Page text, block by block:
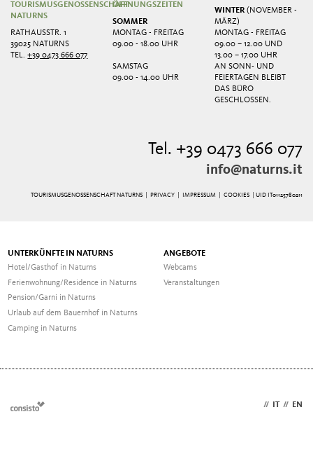
TOURISMUSGENOSSENSCHAFT
NATURNS
RATHAUSSTR. 1
39025 NATURNS
TEL.+39 0473 666 077
ÖFFNUNGSZEITEN
SOMMER
MONTAG - FREITAG
09.00 - 18.00 UHR
SAMSTAG
09.00 - 14.00 UHR
WINTER(NOVEMBER -
MÄRZ)
MONTAG - FREITAG
09.00 – 12.00 UND
13.00 – 17.00 UHR
AN SONN- UND
FEIERTAGEN BLEIBT
DAS BÜRO
GESCHLOSSEN.
Tel. +39 0473 666 077
info@naturns.it
TOURISMUSGENOSSENSCHAFT NATURNS | PRIVACY| IMPRESSUM COOKIES | UID IT01125780211
UNTERKÜNFTE IN NATURNS
Hotel/Gasthof in Naturns
Ferienwohnung/Residence in Naturns
Pension/Garni in Naturns
Urlaub auf dem Bauernhof in Naturns
Camping in Naturns
ANGEBOTE
Webcams
Veranstaltungen
// IT // EN